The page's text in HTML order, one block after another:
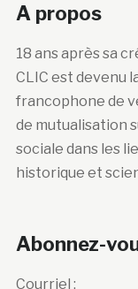
A propos
18 ans après sa
CLIC est devenu
francophone de
de mutualisation
sociale dans les
historique et
Abonnez-
Courriel :